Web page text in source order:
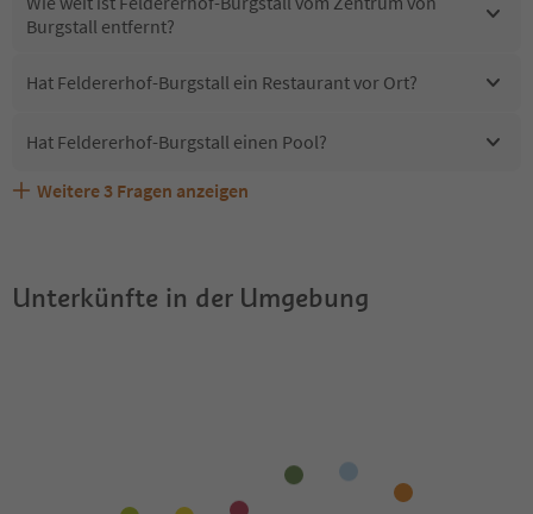
Burgstall entfernt?
Hat Feldererhof-Burgstall ein Restaurant vor Ort?
Hat Feldererhof-Burgstall einen Pool?
Sind Haustiere in der Unterkunft Feldererhof-Burgstall
Welche Services bietet Feldererhof-Burgstall?
Erhalten die Gäste von Feldererhof-Burgstall einen
Weitere 3 Fragen anzeigen
Unterkünfte in der Umgebung